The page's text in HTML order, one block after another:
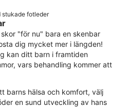
stukade fotleder
"för nu" bara en skenbar
dig mycket mer i längden!
kan ditt barn i framtiden
vars behandling kommer att
barns hälsa och komfort, välj
en sund utveckling av hans